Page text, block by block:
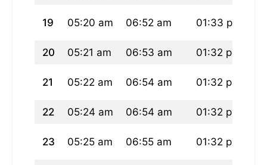
19 05:20 am 06:52 am 01:33 pm
20 05:21 am 06:53 am 01:32 pm
21 05:22 am 06:54 am 01:32 pm
22 05:24 am 06:54 am 01:32 pm
23 05:25 am 06:55 am 01:32 pm